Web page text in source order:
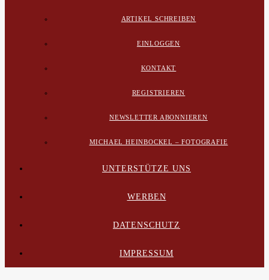
ARTIKEL SCHREIBEN
EINLOGGEN
KONTAKT
REGISTRIEREN
NEWSLETTER ABONNIEREN
MICHAEL HEINBOCKEL – FOTOGRAFIE
UNTERSTÜTZE UNS
WERBEN
DATENSCHUTZ
IMPRESSUM